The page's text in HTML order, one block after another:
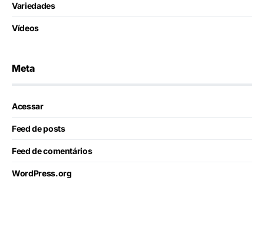
Variedades
Vídeos
Meta
Acessar
Feed de posts
Feed de comentários
WordPress.org